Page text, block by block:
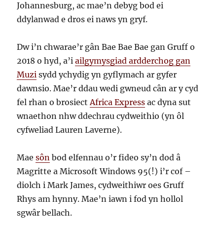
Johannesburg, ac mae’n debyg bod ei
ddylanwad e dros ei naws yn gryf.
Dw i’n chwarae’r gân Bae Bae Bae gan Gruff o
2018 o hyd, a’iailgymysgiad ardderchog gan
Muzi sydd ychydig yn gyflymach ar gyfer
dawnsio. Mae’r ddau wedi gwneud cân ar y cyd
fel rhan o brosiectAfrica Express ac dyna sut
wnaethon nhw ddechrau cydweithio (yn ôl
cyfweliad Lauren Laverne).
Maesôn bod elfennau o’r fideo sy’n dod â
Magritte a Microsoft Windows 95(!) i’r cof –
diolch i Mark James, cydweithiwr oes Gruff
Rhys am hynny. Mae’n iawn i fod yn hollol
sgwâr bellach.